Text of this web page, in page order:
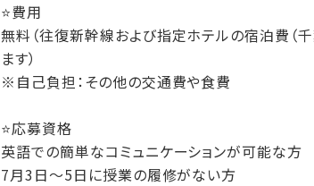
⭐️費用
無料（往復新幹線および指定ホテルの宿泊費（
ます）
※自己負担：その他の交通費や食費
⭐️応募資格
英語での簡単なコミュニケーションが可能な方
7月3日～5日に授業の履修がない方